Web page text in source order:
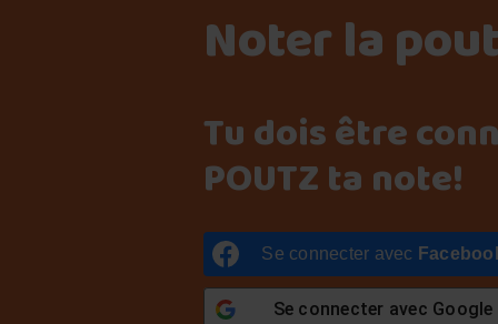
Noter la
Tu dois être
POUTZ ta note!
Se connecter avec
Se connecter avec Google